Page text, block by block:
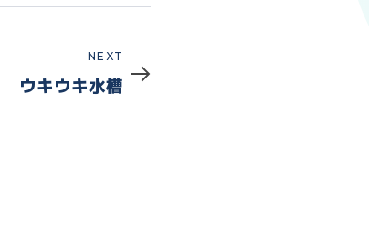
NEXT
ウキウキ水槽